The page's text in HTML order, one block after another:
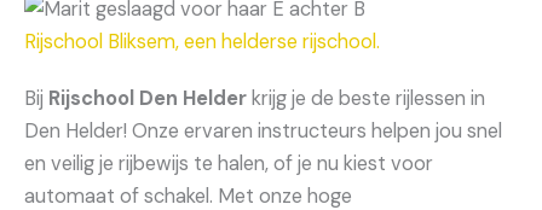
Rijschool Bliksem, een helderse rijschool.
Bij Rijschool Den Helder krijg je de beste rijlessen in
Den Helder! Onze ervaren instructeurs helpen jou snel
en veilig je rijbewijs te halen, of je nu kiest voor
automaat of schakel. Met onze hoge